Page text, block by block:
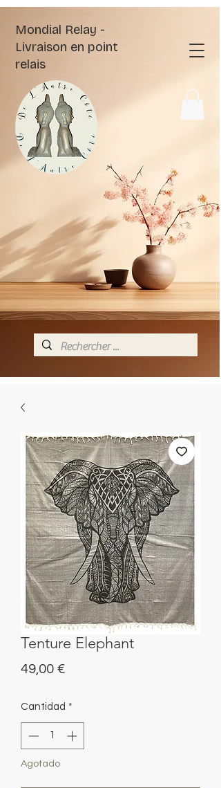
Mondial Relay -
Livraison en point
relais
Tenture Elephant
49,00 €Precio
Cantidad *
Agotado